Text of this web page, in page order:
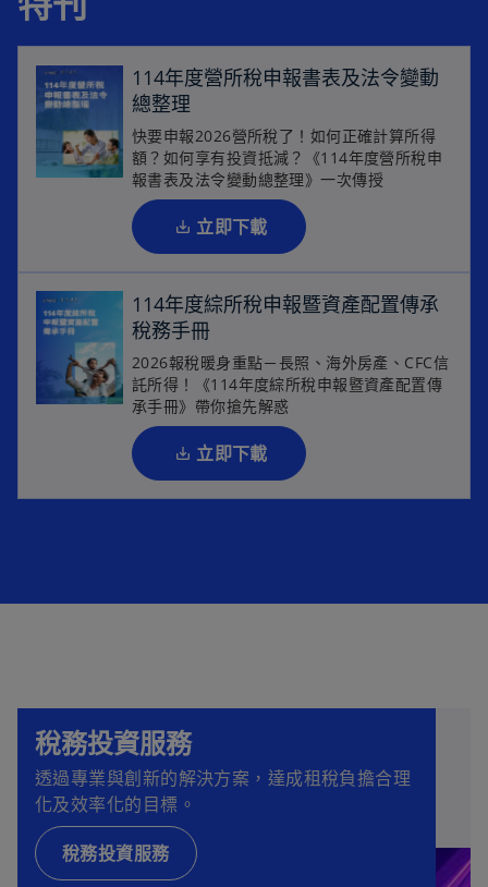
114年度營所稅申報書表及法令變動
總整理
快要申報2026營所稅了！如何正確計算所得
額？如何享有投資抵減？《114年度營所稅申
報書表及法令變動總整理》一次傳授
立即下載
在
新
標
籤
中
啟
114年度綜所稅申報暨資產配置傳承
稅務手冊
2026報稅暖身重點－長照、海外房產、CFC信
託所得！《114年度綜所稅申報暨資產配置傳
承手冊》帶你搶先解惑
立即下載
在
新
標
籤
中
稅務投資服務
透過專業與創新的解決方案，達成租稅負擔合理
化及效率化的目標。
稅務投資服務